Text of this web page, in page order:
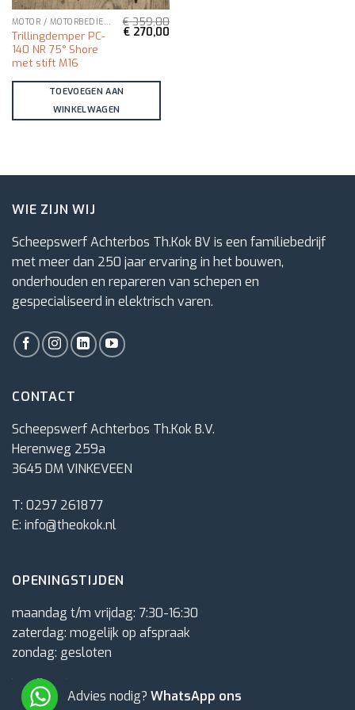
MOTOR / MOTORBEDIENING
Trillingdemper PC-
140 NR 75° Shore
met stift M16
€359,00
Oorspronkelijke
€ 270,00
TOEVOEGEN AAN
WINKELWAGEN
WIE ZIJN WIJ
Scheepswerf Achterbos Th.Kok BV is een familiebedrijf
met meer dan 250 jaar ervaring in het bouwen,
onderhouden en repareren van schepen en
gespecialiseerd in elektrisch varen.
CONTACT
Scheepswerf Achterbos Th.Kok B.V.
Herenweg 259a
3645 DM VINKEVEEN
T: 0297 261877
E: info@theokok.nl
OPENINGSTIJDEN
maandag t/m vrijdag: 7:30-16:30
zaterdag: mogelijk op afspraak
zondag: gesloten
Advies nodig? WhatsApp ons